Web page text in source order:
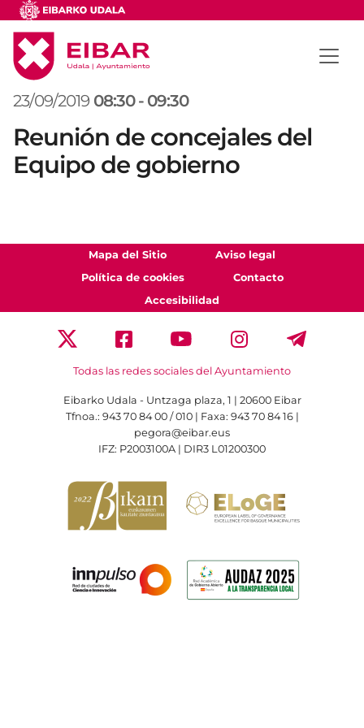
23/09/2019 08:30 - 09:30
Reunión de concejales del
Equipo de gobierno
Mapa del Sitio
Aviso legal
Política de cookies
Contacto
Accesibilidad
Todas las redes sociales del Ayuntamiento
Eibarko Udala - Untzaga plaza, 1 | 20600 Eibar
Tfnoa.: 943 70 84 00 / 010 | Faxa: 943 70 84 16 |
pegora@eibar.eus
IFZ: P2003100A | DIR3 L01200300